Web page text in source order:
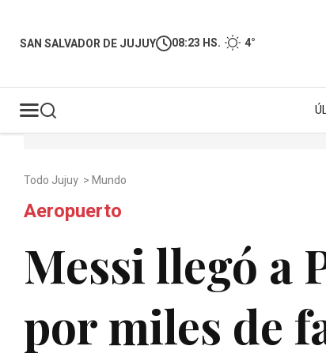
SAN SALVADOR DE JUJUY 08:23 HS. 4°
Todo Jujuy >Mundo
Aeropuerto
Messi llegó a
por miles de